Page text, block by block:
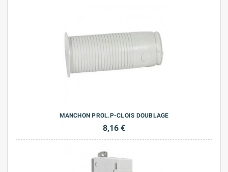
MANCHON PROL.P-CLOIS DOUBLAGE
8,16 €